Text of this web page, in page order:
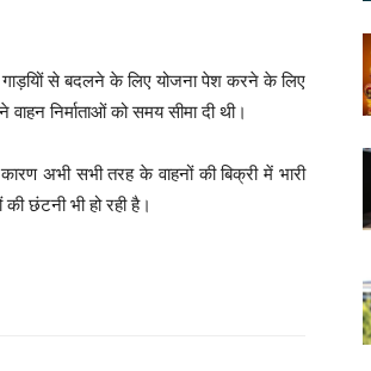
गाड़यिों से बदलने के लिए योजना पेश करने के लिए
निर्माताओं को समय सीमा दी थी।
अभी सभी तरह के वाहनों की बिक्री में भारी
छंटनी भी हो रही है।